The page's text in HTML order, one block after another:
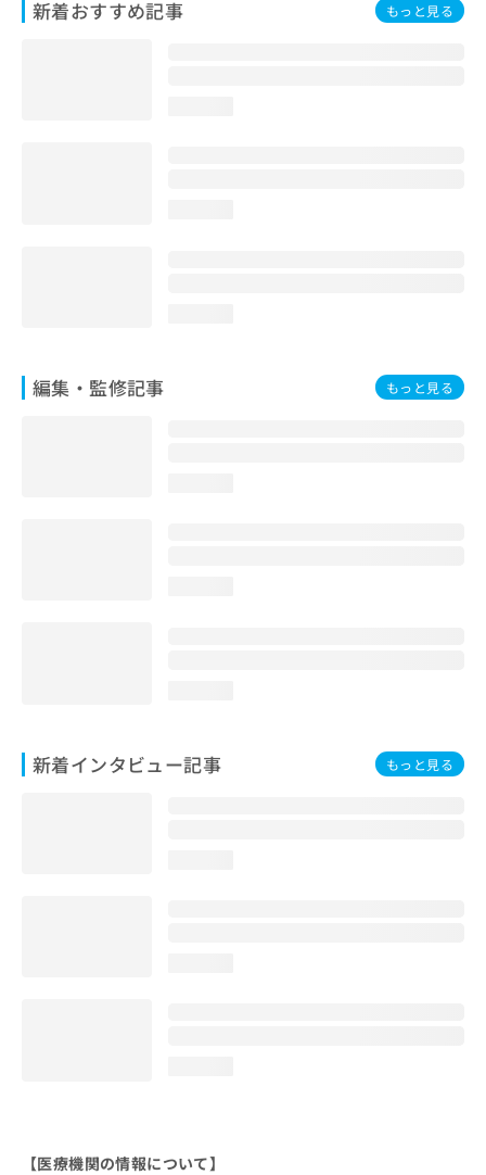
新着おすすめ記事 もっと見る
編集・監修記事 もっと見る
新着インタビュー記事 もっと見る
お
【医療機関の情報について】